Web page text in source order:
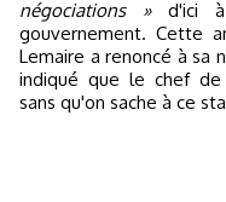
négociations »d'ici à
gouvernement. Cette
Lemaire a renoncé à sa
indiqué que le chef de
sans qu'on sache à ce